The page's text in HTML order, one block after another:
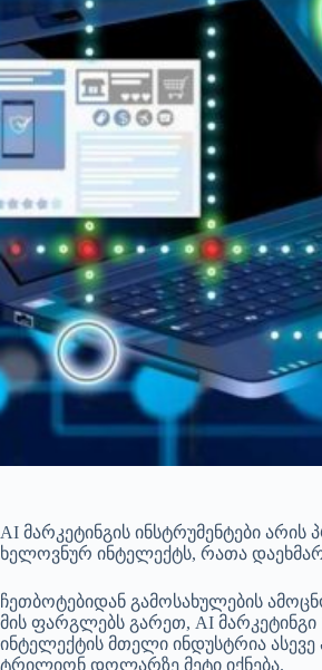
AI მარკეტინგის ინსტრუმენტები
ხელოვნურ ინტელექტს, რათა
ჩეთბოტებიდან გამოსახულების
მის ფარგლებს გარეთ, AI
ინტელექტის მთელი ინდუსტრია
ტრილიონ დოლარზე მეტი იქნება.